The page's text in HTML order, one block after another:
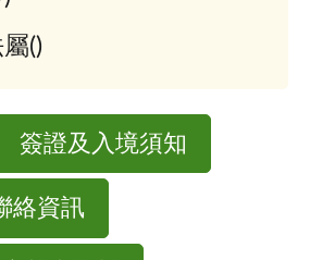
()
簽證及入境須知
絡資訊